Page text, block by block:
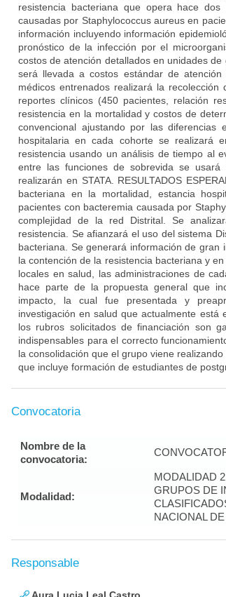
resistencia bacteriana que opera hace
causadas por Staphylococcus aureus en
información incluyendo información
pronóstico de la infección por el
costos de atención detallados en unidades
será llevada a costos estándar de
médicos entrenados realizará la
reportes clínicos (450 pacientes, relación
resistencia en la mortalidad y costos de
convencional ajustando por las
hospitalaria en cada cohorte se realizará
resistencia usando un análisis de tiempo al
entre las funciones de sobrevida se
realizarán en STATA. RESULTADOS
bacteriana en la mortalidad, estancia
pacientes con bacteremia causada por
complejidad de la red Distrital. Se
resistencia. Se afianzará el uso del sistema
bacteriana. Se generará información de
la contención de la resistencia bacteriana y
locales en salud, las administraciones de
hace parte de la propuesta general que
impacto, la cual fue presentada y
investigación en salud que actualmente está
los rubros solicitados de financiación son
indispensables para el correcto
la consolidación que el grupo viene
que incluye formación de estudiantes de
Convocatoria
Nombre de la
convocatoria:
Modalidad:
MODALIDAD
GRUPOS DE
NACIONAL
Responsable